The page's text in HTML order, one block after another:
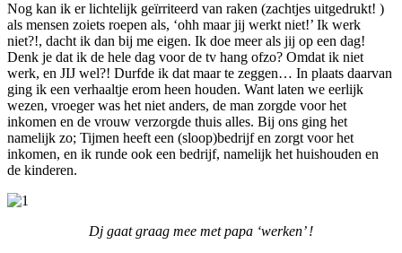
Nog kan ik er lichtelijk geïrriteerd van raken (zachtjes uitgedrukt! )
als mensen zoiets roepen als, ‘ohh maar jij werkt niet!’ Ik werk
niet?!, dacht ik dan bij me eigen. Ik doe meer als jij op een dag!
Denk je dat ik de hele dag voor de tv hang ofzo? Omdat ik niet
werk, en JIJ wel?! Durfde ik dat maar te zeggen… In plaats daarvan
ging ik een verhaaltje erom heen houden. Want laten we eerlijk
wezen, vroeger was het niet anders, de man zorgde voor het
inkomen en de vrouw verzorgde thuis alles. Bij ons ging het
namelijk zo; Tijmen heeft een (sloop)bedrijf en zorgt voor het
inkomen, en ik runde ook een bedrijf, namelijk het huishouden en
de kinderen.
Dj gaat graag mee met papa ‘werken’ !